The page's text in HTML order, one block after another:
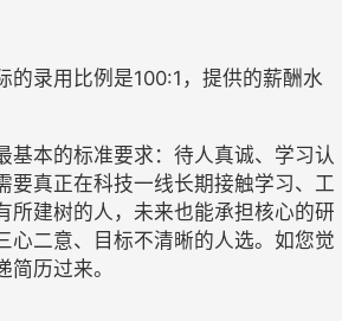
的录用比例是100:1，提供的薪酬水
基本的标准要求：待人真诚、学习认
要真正在科技一线长期接触学习、工
所建树的人，未来也能承担核心的研
心二意、目标不清晰的人选。如您觉
历过来。